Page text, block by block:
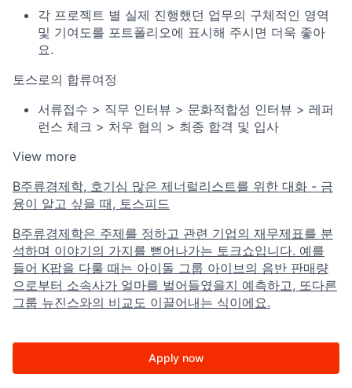
각 프로젝트 별 실제 진행했던 업무의 구체적인 영역
및 기여도를 포트폴리오에 표시해 주시면 더욱 좋아
요.
토스로의 합류여정
서류접수 > 직무 인터뷰 > 문화적합성 인터뷰 > 레퍼
런스 체크 > 처우 협의 > 최종 합격 및 입사
View more
B주류경제학, 호기심 많은 제너럴리스트를 위한 대화 - 금
융이 알고 싶을 때, 토스피드
B주류경제학은 주제를 정하고 관련 기업의 재무제표를 분
석하며 이야기의 가지를 뻗어나가는 토크쇼입니다. 예를
들어 K팝을 다룰 때는 아이돌 그룹 아이브의 음반 판매량
으로부터 소속사가 얼마를 벌어들였을지 예측하고, 또다른
그룹 뉴진스와의 비교도 이끌어내는 식이에요.
Apply now